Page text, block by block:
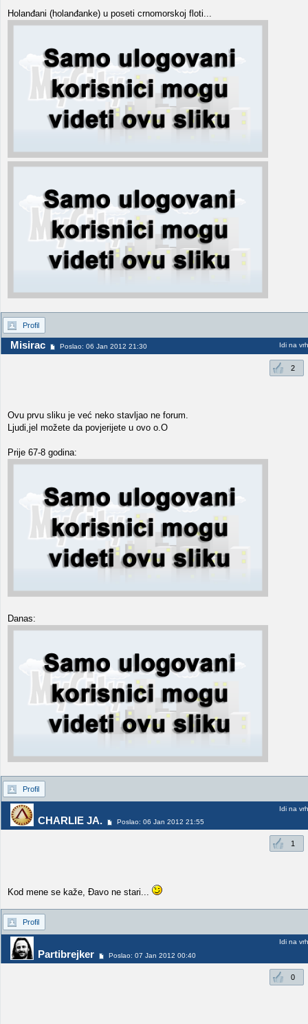
Holanđani (holanđanke) u poseti crnomorskoj floti...
Profil
Misirac Poslao: 06 Jan 2012 21:30 Idi na vrh
2
Ovu prvu sliku je već neko stavljao ne forum.
Ljudi,jel možete da povjerijete u ovo o.O
Prije 67-8 godina:
Danas:
Profil
CHARLIE JA. Poslao: 06 Jan 2012 21:55
Idi na vrh
1
Kod mene se kaže, Đavo ne stari...
Profil
Partibrejker Poslao: 07 Jan 2012 00:40
Idi na vrh
0